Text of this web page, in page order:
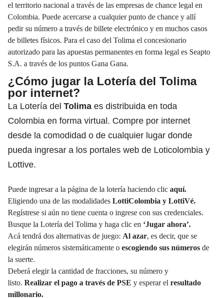
el territorio nacional a través de las empresas de chance legal en
Colombia. Puede acercarse a cualquier punto de chance y allí
pedir su número a través de billete electrónico y en muchos casos
de billetes físicos. Para el caso del Tolima el concesionario
autorizado para las apuestas permanentes en forma legal es Seapto
S.A. a través de los puntos Gana Gana.
¿Cómo jugar la Lotería del Tolima
por internet?
La Lotería del Tolima es distribuida en toda
Colombia en forma virtual. Compre por internet
desde la comodidad o de cualquier lugar donde
pueda ingresar a los portales web de Loticolombia y
Lottive.
Puede ingresar a la página de la lotería haciendo clic aquí.
Eligiendo una de las modalidades LottiColombia y LottiVé.
Regístrese si aún no tiene cuenta o ingrese con sus credenciales.
Busque la Lotería del Tolima y haga clic en ‘Jugar ahora’.
Acá tendrá dos alternativas de juego: Al azar, es decir, que se
elegirán números sistemáticamente o escogiendo sus números de
la suerte.
Deberá elegir la cantidad de fracciones, su número y
listo. Realizar el pago a través de PSE y esperar el resultado
millonario.